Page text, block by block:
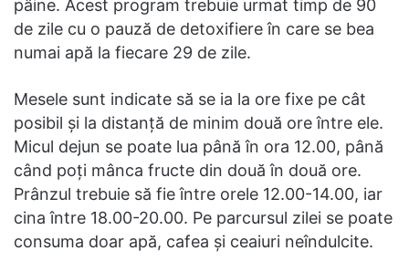
pâine. Acest program trebuie urmat timp de 90
de zile cu o pauză de detoxifiere în care se bea
numai apă la fiecare 29 de zile.
Mesele sunt indicate să se ia la ore fixe pe cât
posibil și la distanță de minim două ore între ele.
Micul dejun se poate lua până în ora 12.00, până
când poți mânca fructe din două în două ore.
Prânzul trebuie să fie între orele 12.00-14.00, iar
cina între 18.00-20.00. Pe parcursul zilei se poate
consuma doar apă, cafea și ceaiuri neîndulcite.